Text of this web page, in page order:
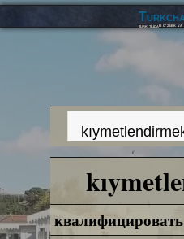
turk tilidan o‘zbek
квалифицировать